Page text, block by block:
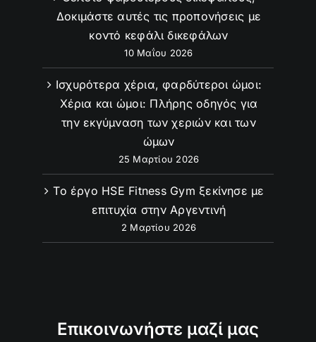
Δοκιμάστε αυτές τις προπονήσεις με
κοντό κεφάλι δικεφάλων
10 Μαΐου 2026
Ισχυρότερα χέρια, φαρδύτεροι ώμοι:
Χέρια και ώμοι: Πλήρης οδηγός για
την εκγύμναση των χεριών και των
ώμων
25 Μαρτίου 2026
Το έργο HSE Fitness Gym ξεκίνησε με
επιτυχία στην Αργεντινή
2 Μαρτίου 2026
Επικοινωνήστε μαζί μας